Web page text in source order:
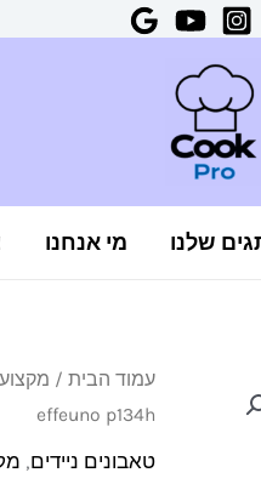
שלנו מי אנחנו
עמוד הבית /
effeuno p134h
טאבונים ניידים,
כמות
של
תנור